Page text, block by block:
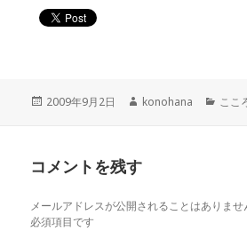
投
2009年9月2日
作
konohana
カ
ここ
コメントを残す
メールアドレスが公開されることはありませ
必須項目です